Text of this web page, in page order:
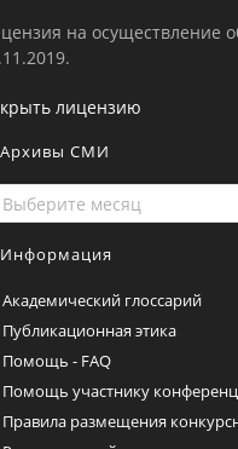
на осуществление
лицензию
Архивы СМИ
Информация
Академический глоссарий
Публикационная этика
Помощь - FAQ
Помощь участнику
Правила размещения